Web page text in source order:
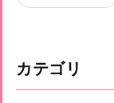
カテゴリ